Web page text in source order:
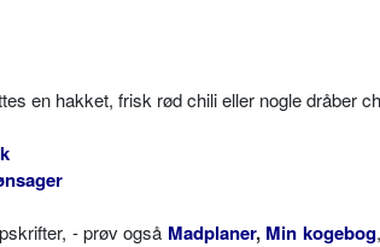
en hakket, frisk rød chili eller nogle dråber
- prøv også Madplaner, Min kogebog